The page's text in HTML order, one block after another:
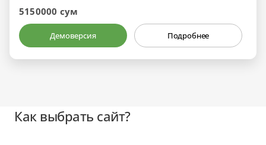
5150000 сум
Демоверсия Подробнее
Как выбрать сайт?